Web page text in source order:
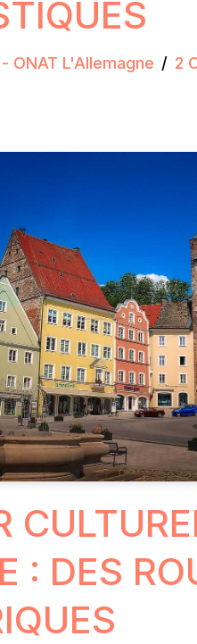
ONAT L'Allemagne 2
: DES